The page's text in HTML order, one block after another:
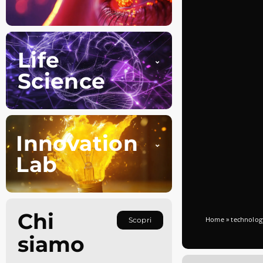
Life
Science
Innovation
Lab
Chi
siamo
Scopri Home»